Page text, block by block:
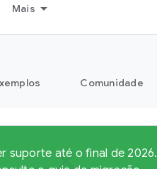
Mais
Comunidade
suporte até o final de